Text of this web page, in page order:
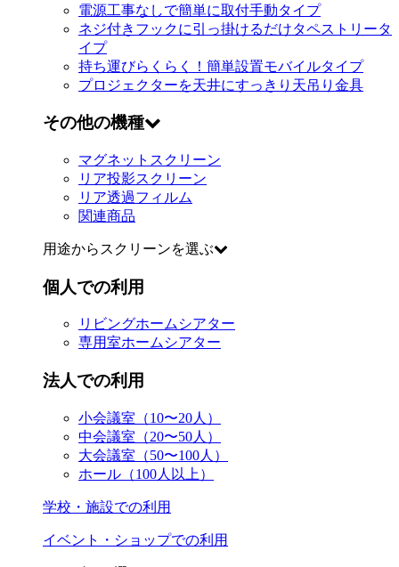
電源工事なしで簡単に取付手動タイプ
ネジ付きフックに引っ掛けるだけタペストリータ
イプ
持ち運びらくらく！簡単設置モバイルタイプ
プロジェクターを天井にすっきり 天吊り金具
その他の機種
マグネットスクリーン
リア投影スクリーン
リア透過フィルム
関連商品
用途からスクリーンを選ぶ
個人での利用
リビングホームシアター
専用室ホームシアター
法人での利用
小会議室（10〜20人）
中会議室（20〜50人）
大会議室（50〜100人）
ホール（100人以上）
学校・施設での利用
イベント・ショップでの利用